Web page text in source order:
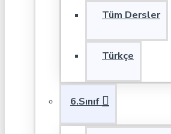
Tüm Dersler
Türkçe
6.Sınıf